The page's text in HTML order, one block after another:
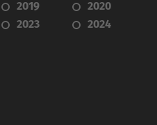
2019
2020
2023
2024